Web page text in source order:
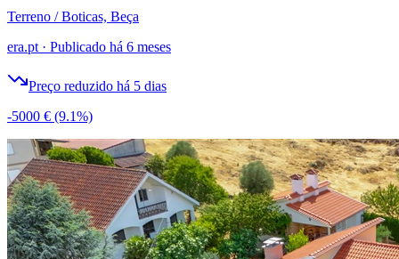
Terreno / Boticas, Beça
era.pt · Publicado há 6 meses
Preço reduzido há 5 dias
-5000 € (9.1%)